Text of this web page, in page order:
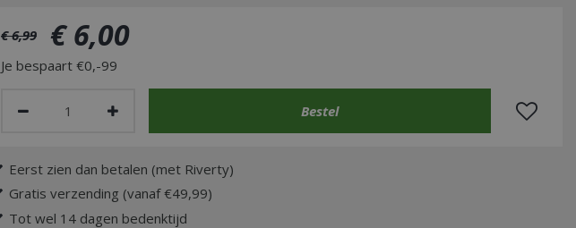
€ 6,99 € 6,00
Je bespaart €0,-99
Eerst zien dan betalen (met Riverty)
Gratis verzending (vanaf €49,99)
Tot wel 14 dagen bedenktijd